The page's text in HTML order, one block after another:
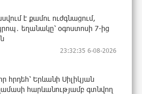
է քամու ուժգնացում,
եղանակը՝ օգոստոսի 7-ից
23:32:35 6-08-2026
հրդեհ՝ Երևանի Սիլիկյան
հարևանությամբ գտնվող